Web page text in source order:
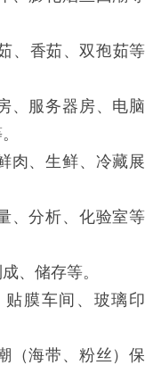
、香茹、双孢茹等
、服务器房、电脑
肉、生鲜、冷藏展
、分析、化验室等
、储存等。
膜车间、玻璃印
（海带、粉丝）保